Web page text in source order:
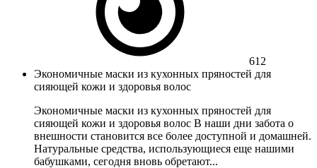
612
Экономичные маски из кухонных пряностей для
сияющей кожи и здоровья волос
Экономичные маски из кухонных пряностей для
сияющей кожи и здоровья волос В наши дни забота о
внешности становится все более доступной и домашней.
Натуральные средства, использующиеся еще нашими
бабушками, сегодня вновь обретают...